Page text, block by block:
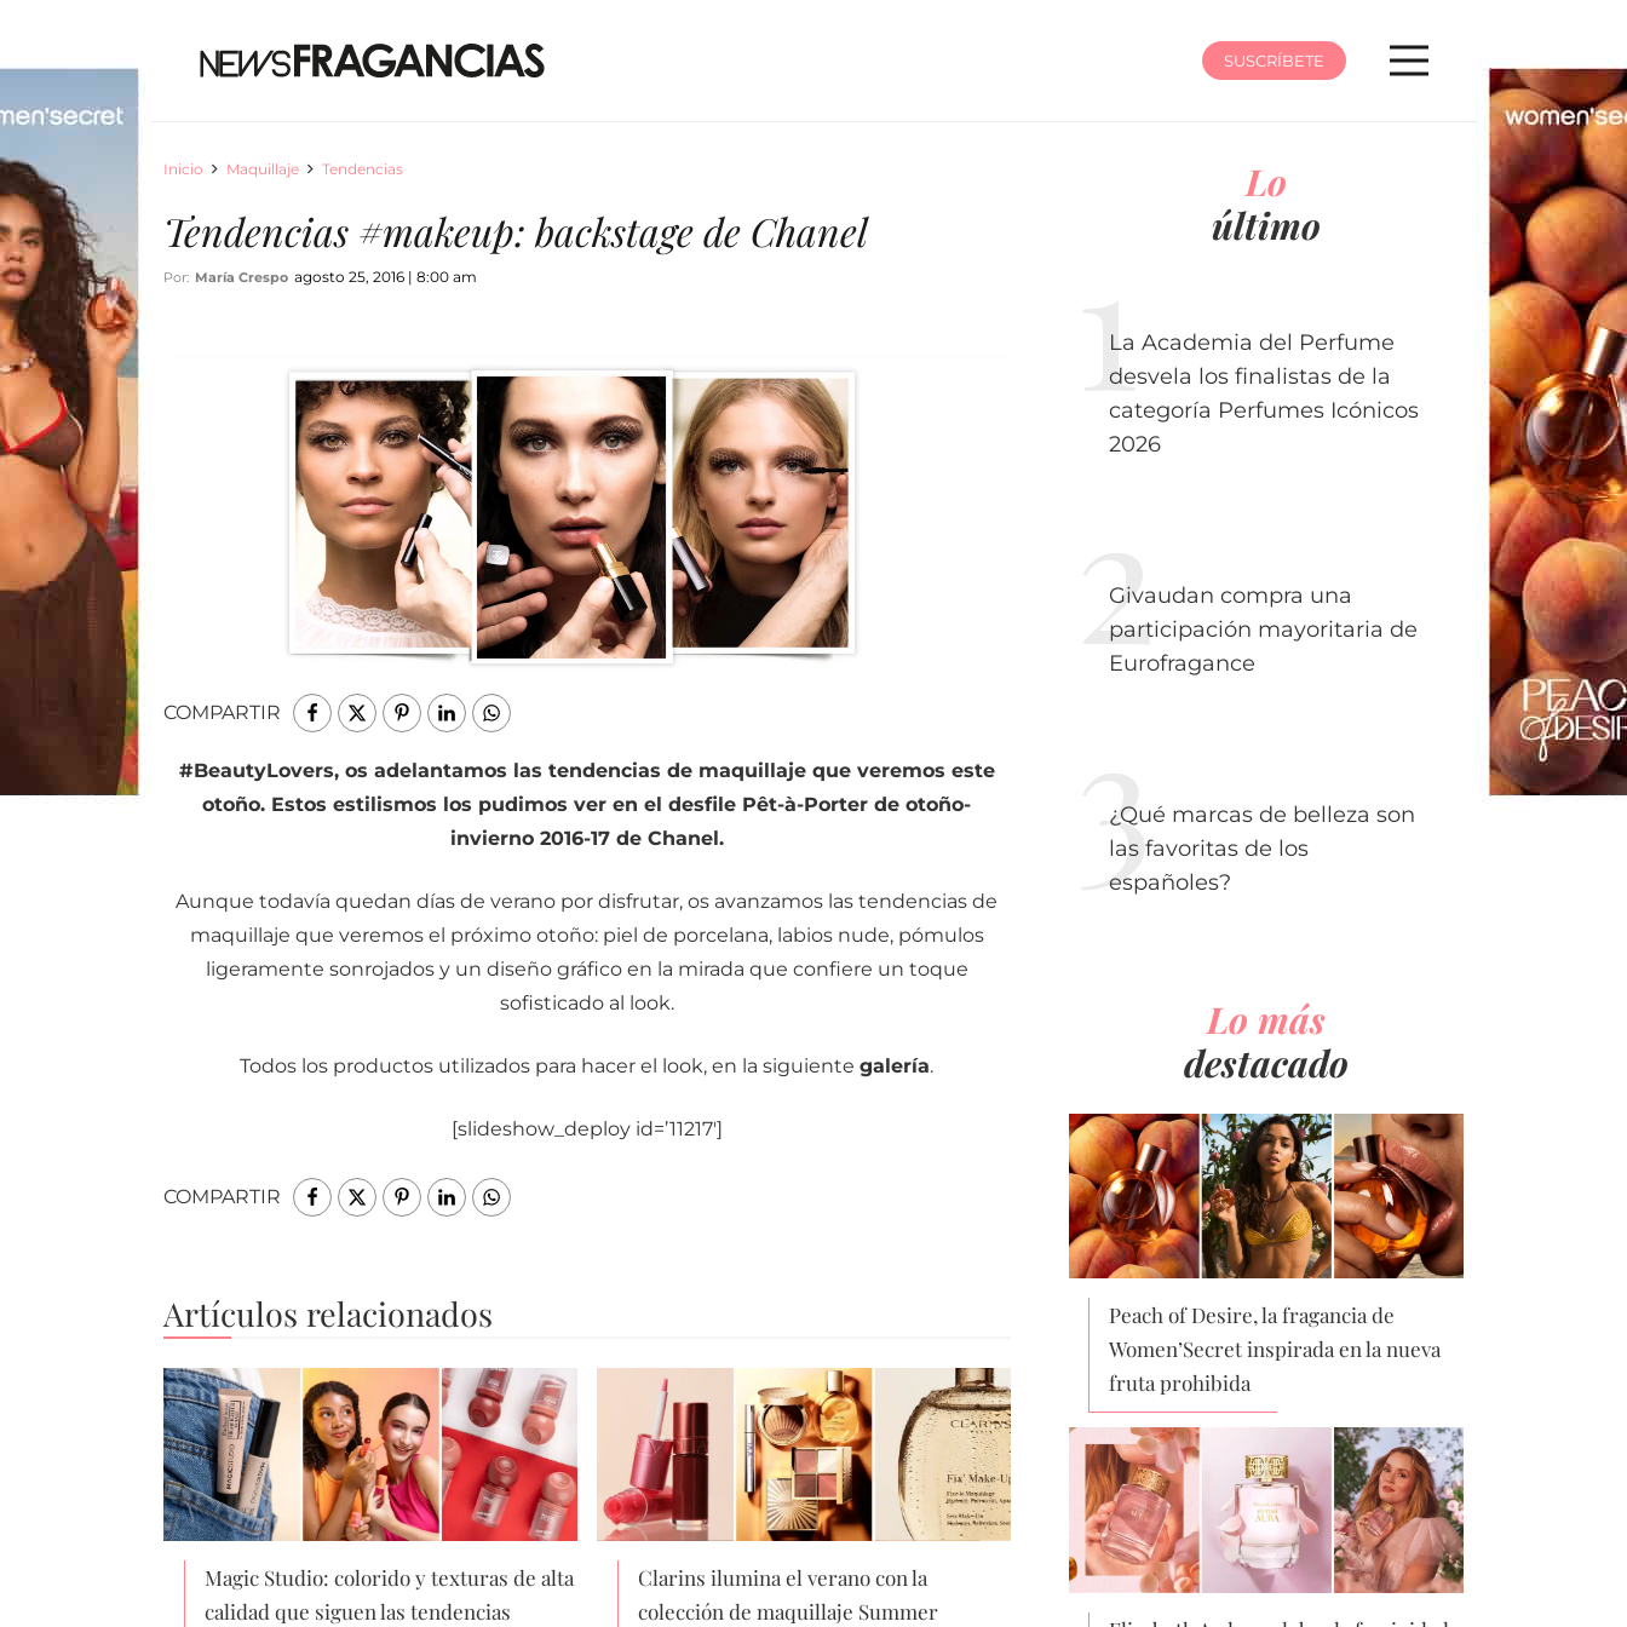
SUSCRÍBETE
Inicio Maquillaje Tendencias
Tendencias #makeup: backstage de Chanel
Por: María Crespo agosto 25, 2016 | 8:00 am
COMPARTIR
#BeautyLovers, os adelantamos las tendencias de maquillaje que veremos este
otoño. Estos estilismos los pudimos ver en el desfile Pêt-à-Porter de otoño-
invierno 2016-17 de Chanel.
Aunque todavía quedan días de verano por disfrutar, os avanzamos las tendencias de
maquillaje que veremos el próximo otoño: piel de porcelana, labios nude, pómulos
ligeramente sonrojados y un diseño gráfico en la mirada que confiere un toque
sofisticado al look.
Todos los productos utilizados para hacer el look, en la siguientegalería.
[slideshow_deploy id=’11217′]
COMPARTIR
Artículos relacionados
Magic Studio: colorido y texturas de alta
calidad que siguen las tendencias
Clarins ilumina el verano con la
colección de maquillaje Summer
Lo
último
La Academia del Perfume
desvela los finalistas de la
categoría Perfumes Icónicos
2026
Givaudan compra una
participación mayoritaria de
Eurofragance
¿Qué marcas de belleza son
las favoritas de los
españoles?
Lo más
destacado
Peach of Desire, la fragancia de
Women’Secret inspirada en la nueva
fruta prohibida